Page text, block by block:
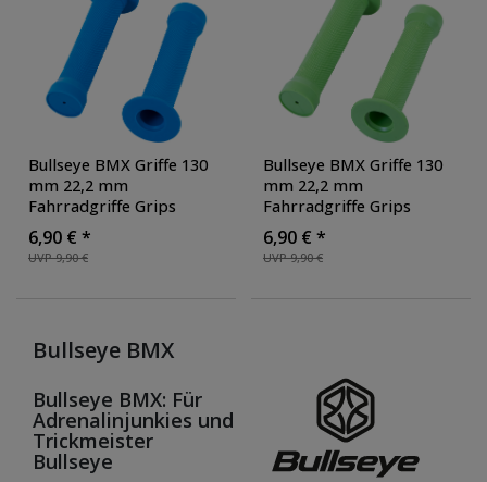
Bullseye BMX Griffe 130
mm 22,2 mm
Fahrradgriffe Grips
Lenkergriffe Set rechts
links , Farbe: blau
UVP 9,90 €
6,90 € *
Bullseye BMX Griffe 130
mm 22,2 mm
Fahrradgriffe Grips
Lenkergriffe Set rechts
links , Farbe: grün
UVP 9,90 €
6,90 € *
Bullseye BMX
Bullseye BMX: Für
Adrenalinjunkies und
Trickmeister
Bullseye